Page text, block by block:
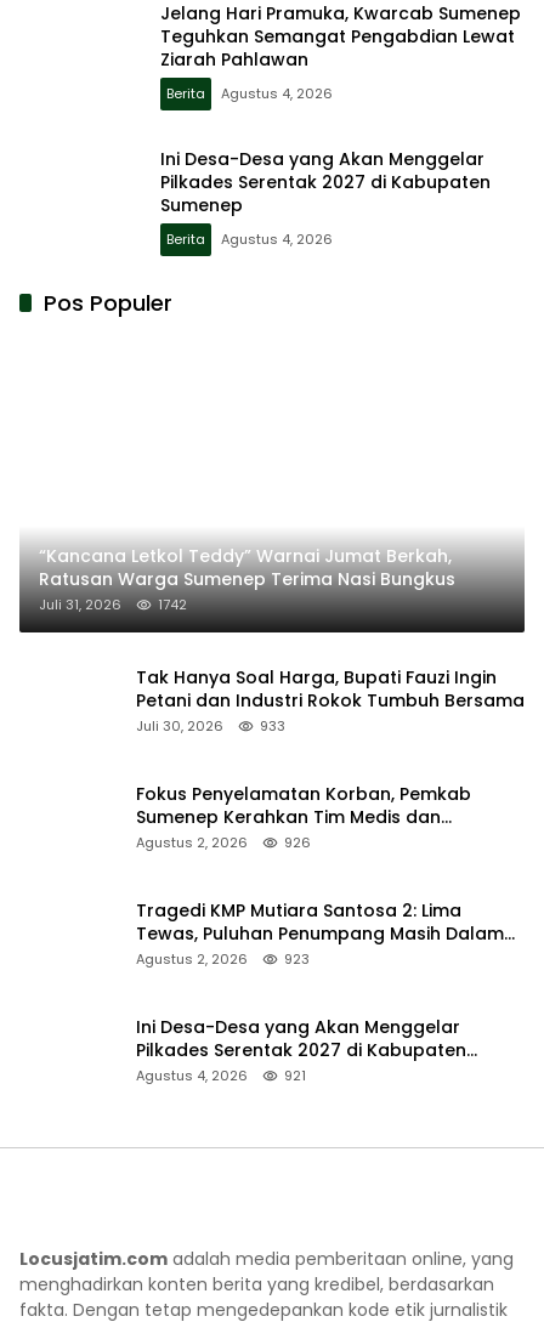
Jelang Hari Pramuka, Kwarcab Sumenep
Teguhkan Semangat Pengabdian Lewat
Ziarah Pahlawan
Berita Agustus 4, 2026
Ini Desa-Desa yang Akan Menggelar
Pilkades Serentak 2027 di Kabupaten
Sumenep
Berita Agustus 4, 2026
Pos Populer
“Kancana Letkol Teddy” Warnai Jumat Berkah,
Ratusan Warga Sumenep Terima Nasi Bungkus
Juli 31, 2026 1742
Tak Hanya Soal Harga, Bupati Fauzi Ingin
Petani dan Industri Rokok Tumbuh Bersama
Juli 30, 2026 933
Fokus Penyelamatan Korban, Pemkab
Sumenep Kerahkan Tim Medis dan
Ambulans ke Pelabuhan Kalianget
Agustus 2, 2026 926
Tragedi KMP Mutiara Santosa 2: Lima
Tewas, Puluhan Penumpang Masih Dalam
Pencarian
Agustus 2, 2026 923
Ini Desa-Desa yang Akan Menggelar
Pilkades Serentak 2027 di Kabupaten
Sumenep
Agustus 4, 2026 921
Locusjatim.com adalah media pemberitaan online, yang
menghadirkan konten berita yang kredibel, berdasarkan
fakta. Dengan tetap mengedepankan kode etik jurnalistik